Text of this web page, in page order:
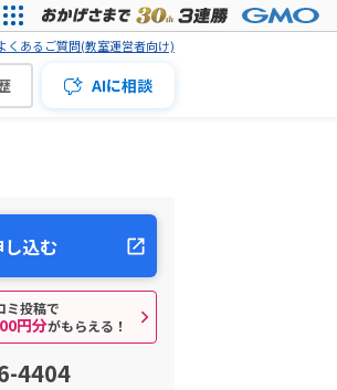
くあるご質問(教室運営者向け)
AIに相談
込む
ミ投稿で
円分がもらえる！
4404